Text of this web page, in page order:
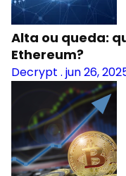
Alta ou queda:
Ethereum?
Decrypt . jun 26,